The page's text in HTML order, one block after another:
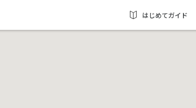
はじめてガイド